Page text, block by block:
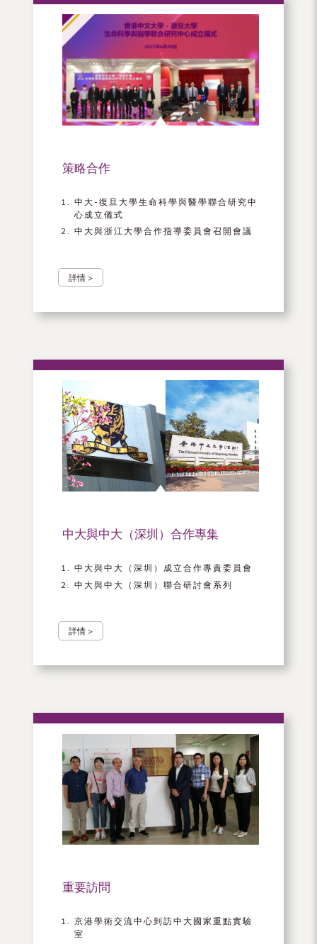
策略合作
中大-復旦大學生命科學與醫學聯合研究中
心成立儀式
中大與浙江大學合作指導委員會召開會議
詳情 >
中大與中大（深圳）合作專集
中大與中大（深圳）成立合作專責委員會
中大與中大（深圳）聯合研討會系列
詳情 >
重要訪問
京港學術交流中心到訪中大國家重點實驗
室